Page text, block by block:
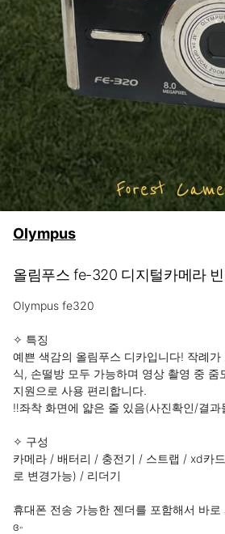
Olympus
올림푸스 fe-320 디지털카메라
Olympus fe320
✧ 특징
예쁜 색감의 올림푸스 디카입니다! 작례
식, 손떨방 모두 가능하며 영상 촬영 중 줌
지원으로 사용 편리합니다.
‼️좌착 화면에 얇은 줄 있음(사진확인/결과
✧ 구성
카메라 / 배터리 / 충전기 / 스트랩 / xd카
로 변경가능) / 리더기
휴대폰 전송 가능한 젠더를 포함해서 바
ɞ˒˒